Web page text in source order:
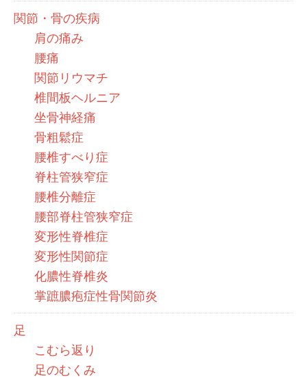
関節・骨の疾病
肩の痛み
腰痛
関節リウマチ
椎間板ヘルニア
坐骨神経痛
骨粗鬆症
腰椎すべり症
脊柱管狭窄症
腰椎分離症
腰部脊柱管狭窄症
変形性脊椎症
変形性関節症
化膿性脊椎炎
掌蹠膿疱症性骨関節炎
足
こむら返り
足のむくみ